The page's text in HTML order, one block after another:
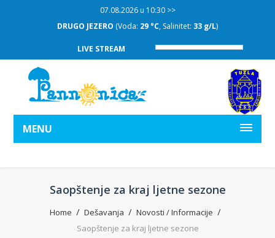
07.08.2026 u 10:30 >>
DRUGO JEZERO (Voda: 29 °C, Salinitet: 33 g/L)
LIVE STREAM
MENU
Saopštenje za kraj ljetne sezone
Home Dešavanja
Novosti / Informacije
Saopštenje za kraj ljetne sezone